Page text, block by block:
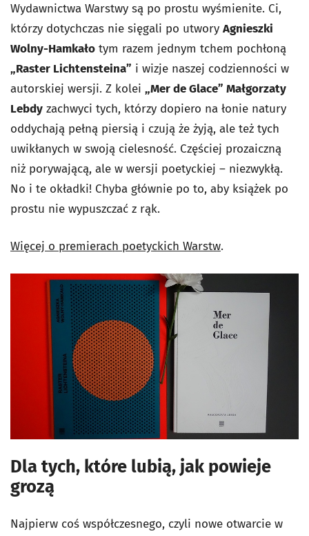
Wydawnictwa Warstwy są po prostu wyśmienite. Ci,
którzy dotychczas nie sięgali po utwory Agnieszki
Wolny-Hamkało tym razem jednym tchem pochłoną
„Raster Lichtensteina” i wizje naszej codzienności w
autorskiej wersji. Z kolei „Mer de Glace” Małgorzaty
Lebdy zachwyci tych, którzy dopiero na łonie natury
oddychają pełną piersią i czują że żyją, ale też tych
uwikłanych w swoją cielesność. Częściej prozaiczną
niż porywającą, ale w wersji poetyckiej – niezwykłą.
No i te okładki! Chyba głównie po to, aby książek po
prostu nie wypuszczać z rąk.
Więcej o premierach poetyckich Warstw.
Dla tych, które lubią, jak powieje
grozą
Najpierw coś współczesnego, czyli nowe otwarcie w